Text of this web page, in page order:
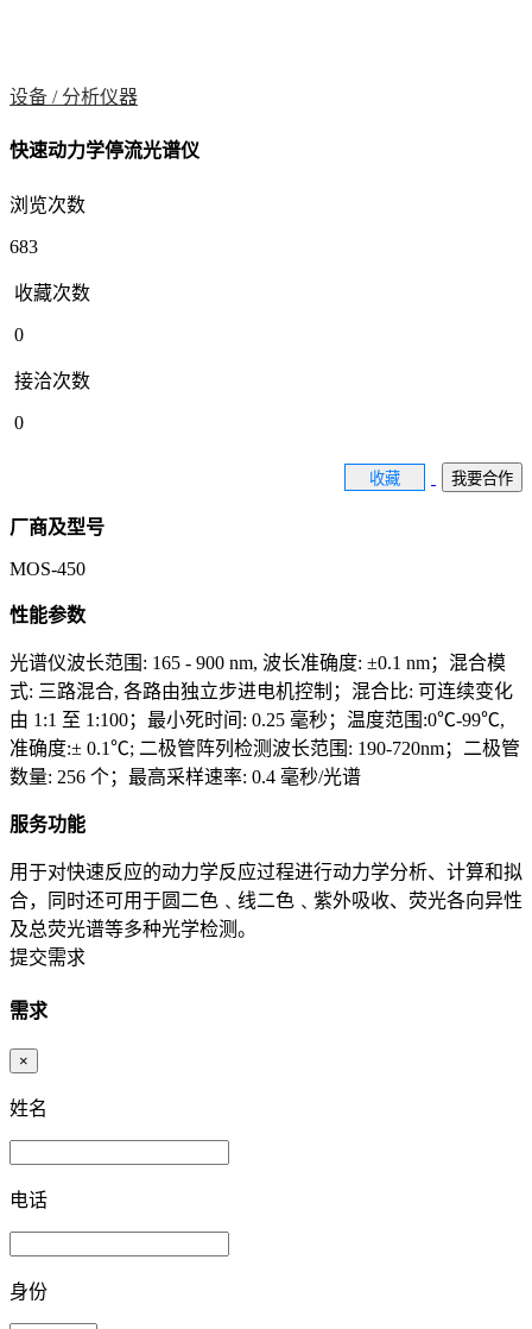
设备 / 分析仪器
快速动力学停流光谱仪
浏览次数
683
收藏次数
0
接洽次数
0
收藏 我要合作
厂商及型号
MOS-450
性能参数
光谱仪波长范围: 165 - 900 nm, 波长准确度: ±0.1 nm；混合模
式: 三路混合, 各路由独立步进电机控制；混合比: 可连续变化
由 1:1 至 1:100；最小死时间: 0.25 毫秒；温度范围:0℃-99℃,
准确度:± 0.1℃; 二极管阵列检测波长范围: 190-720nm；二极管
数量: 256 个；最高采样速率: 0.4 毫秒/光谱
服务功能
用于对快速反应的动力学反应过程进行动力学分析、计算和拟
合，同时还可用于圆二色﹑线二色﹑紫外吸收、荧光各向异性
及总荧光谱等多种光学检测。
提交需求
需求
×
姓名
电话
身份